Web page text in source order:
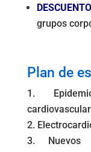
grupos
Plan de
cardiovascular